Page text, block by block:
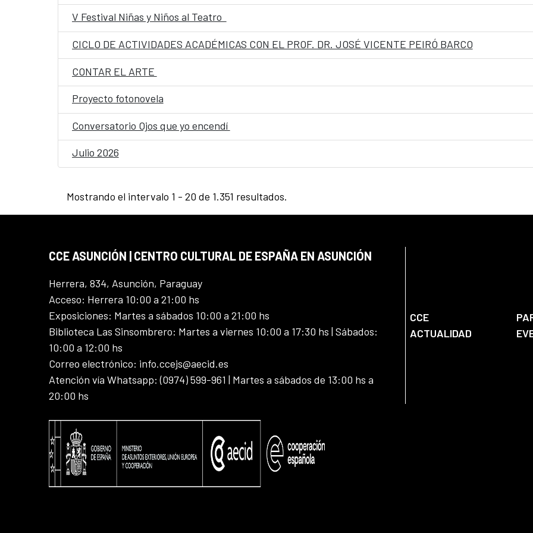
V Festival Niñas y Niños al Teatro
CICLO DE ACTIVIDADES ACADÉMICAS CON EL PROF. DR. JOSÉ VICENTE PEIRÓ BARCO
CONTAR EL ARTE
Proyecto fotonovela
Conversatorio Ojos que yo encendí
Julio 2026
Mostrando el intervalo 1 - 20 de 1.351 resultados.
CCE ASUNCIÓN | CENTRO CULTURAL DE ESPAÑA EN ASUNCIÓN
Herrera, 834, Asunción, Paraguay
Acceso: Herrera 10:00 a 21:00 hs
Exposiciones: Martes a sábados 10:00 a 21:00 hs
Biblioteca Las Sinsombrero: Martes a viernes 10:00 a 17:30 hs | Sábados:
10:00 a 12:00 hs
Correo electrónico: info.ccejs@aecid.es
Atención vía Whatsapp: (0974) 599-961 | Martes a sábados de 13:00 hs a
20:00 hs
CCE
ACTUALIDAD